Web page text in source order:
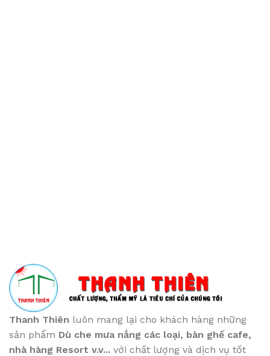
Thanh Thiên luôn mang lại cho khách hàng những
sản phẩm Dù che mưa nắng các loại, bàn ghế cafe,
nhà hàng Resort v.v... với chất lượng và dịch vụ tốt